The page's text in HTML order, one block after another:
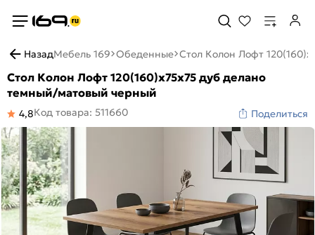
НазадМебель 169 Обеденные Стол Колон Лофт
Стол Колон Лофт 120(160)х75х75 дуб делано
темный/матовый черный
4,8Код товара: 511660 Поделиться